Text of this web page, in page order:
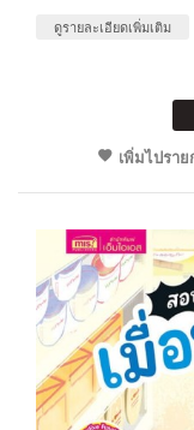
ดูรายละเอียดเพิ่มเติม
เพิ่มไปรา